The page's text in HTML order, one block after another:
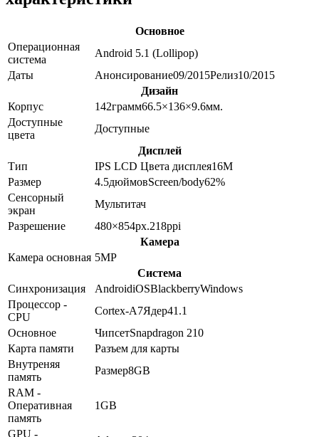
Основное
Операционная
система
Android 5.1 (Lollipop)
Даты
Анонсирование09/2015Релиз10/2015
Дизайн
Корпус
142грамм66.5×136×9.6мм.
Доступные
цвета
Доступные
Дисплей
Тип
IPS LCD Цвета дисплея16M
Размер
4.5дюймовScreen/body62%
Сенсорный
экран
Мультитач
Разрешение
480×854px.218ppi
Камера
Камера основная 5MP
Система
Синхронизация
AndroidiOSBlackberryWindows
Процессор -
CPU
Cortex-A7Ядер41.1
Основное
ЧипсетSnapdragon 210
Карта памяти
Разъем для карты
Внутреняя
память
Размер8GB
RAM -
Оперативная
память
1GB
GPU -